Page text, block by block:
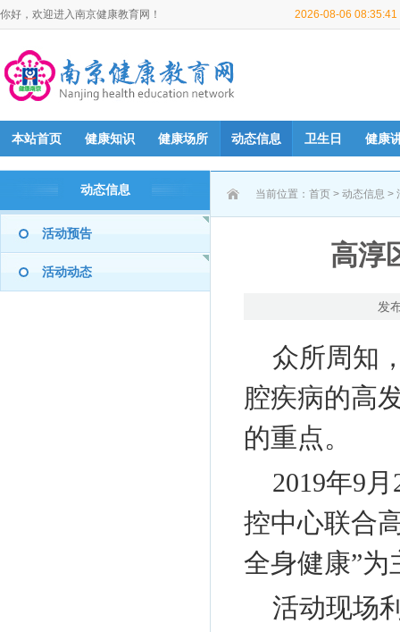
你好，欢迎进入南京健康教育网！ 2026-08-06 08:35:41
本站首页 健康知识 健康场所 动态信息 卫生日 健康
动态信息
活动预告
活动动态
当前位置： 首页 > 动态信息 >
高淳
发
众所周知
腔疾病的高
的重点。
2019年9
控中心联合
全身健康”
活动现场